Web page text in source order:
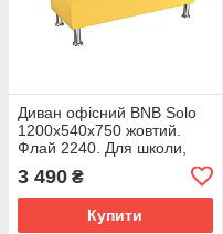
Диван офісний BNB Solo
1200x540x750 жовтий.
Флай 2240. Для школи,
очікування
3 490 ₴
Купити